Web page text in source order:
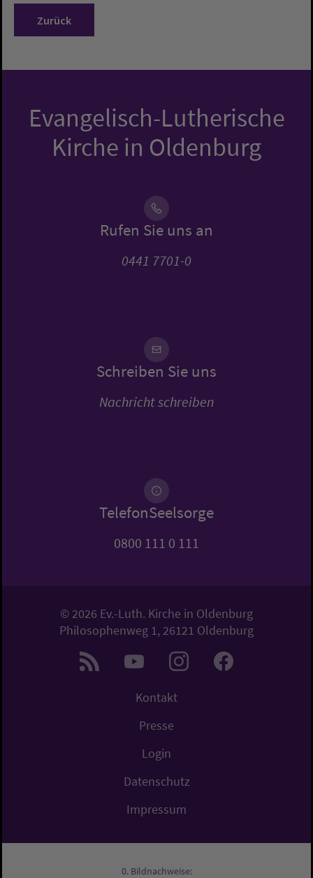
Zurück
Evangelisch-Lutherische
Kirche in Oldenburg
Rufen Sie uns an
0441 7701-0
Schreiben Sie uns
Nachricht schreiben
TelefonSeelsorge
0800 111 0 111
© 2026 Ev.-Luth. Kirche in Oldenburg
Philosophenweg 1, 26121 Oldenburg
Kontakt
Presse
Login
Datenschutz
Impressum
Bildnachweise: